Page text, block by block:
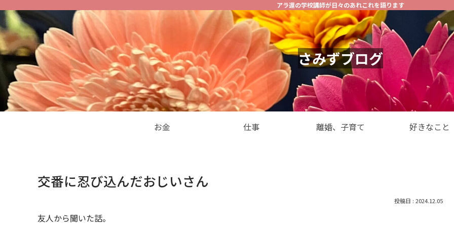
アラ還の学校講師が日々のあれこれを語ります
さみずブログ
お金 仕事 離婚、子育て 好きなこと
交番に忍び込んだおじいさん
2024.12.05
友人から聞いた話。